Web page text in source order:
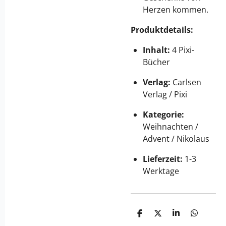
Herzen kommen.
Produktdetails:
Inhalt: 4 Pixi-
Bücher
Verlag: Carlsen
Verlag / Pixi
Kategorie:
Weihnachten /
Advent / Nikolaus
Lieferzeit: 1-3
Werktage
T
T
T
T